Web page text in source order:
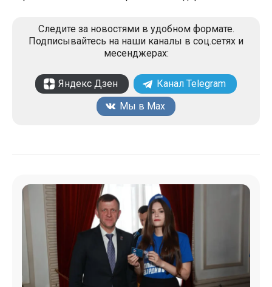
Следите за новостями в удобном формате.
Подписывайтесь на наши каналы в соц.сетях и
месенджерах:
Яндекс Дзен
Канал Telegram
Мы в Max